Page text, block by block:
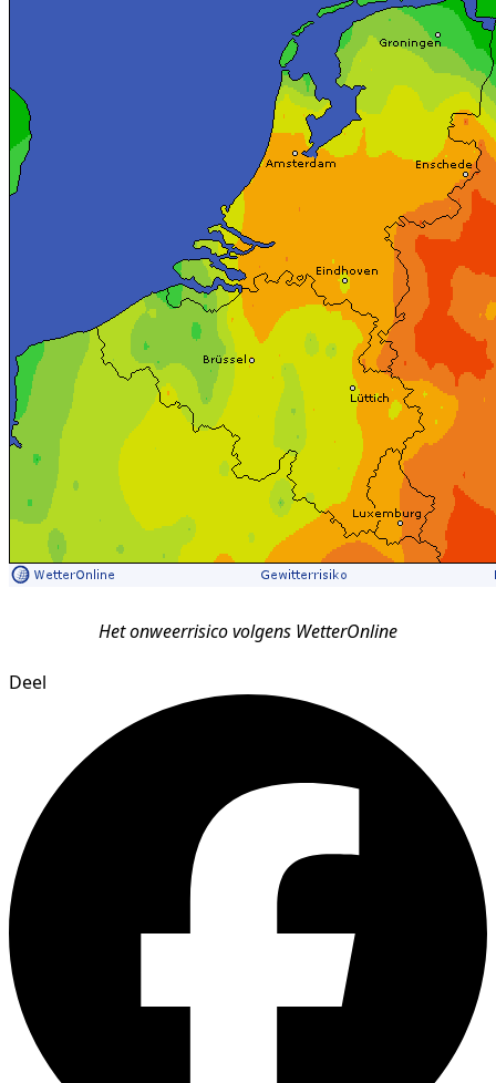
Het onweerrisico volgens WetterOnline
Deel